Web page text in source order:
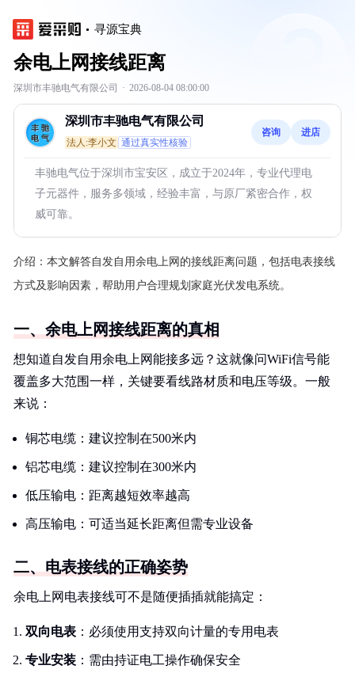
寻源宝典
余电上网接线距离
深圳市丰驰电气有限公司 · 2026-08-04 08:00:00
深圳市丰驰电气有限公司
法人:李小文 通过真实性核验
咨询 进店
丰驰电气位于深圳市宝安区，成立于2024年，专业代理电
子元器件，服务多领域，经验丰富，与原厂紧密合作，权
威可靠。
介绍： 本文解答自发自用余电上网的接线距离问题，包括电表接线
方式及影响因素，帮助用户合理规划家庭光伏发电系统。
一、余电上网接线距离的真相
想知道自发自用余电上网能接多远？这就像问WiFi信号能
覆盖多大范围一样，关键要看线路材质和电压等级。一般
来说：
铜芯电缆：建议控制在500米内
铝芯电缆：建议控制在300米内
低压输电：距离越短效率越高
高压输电：可适当延长距离但需专业设备
二、电表接线的正确姿势
余电上网电表接线可不是随便插插就能搞定：
双向电表 ：必须使用支持双向计量的专用电表
专业安装 ：需由持证电工操作确保安全